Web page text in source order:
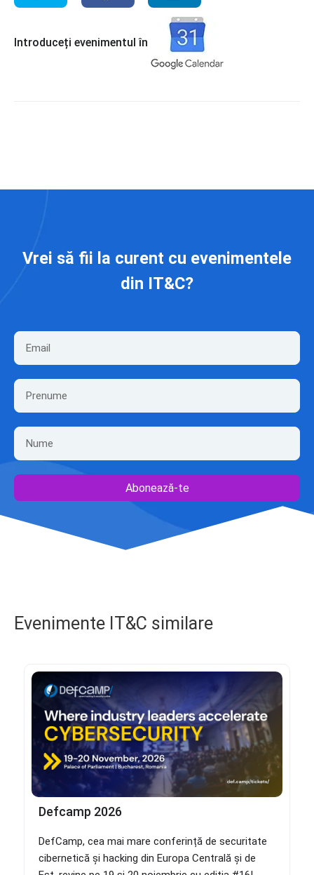
Introduceți evenimentul în
Vrei să fii la curent cu evenimentele
din IT&C?
Abonează-te
Evenimente IT&C similare
Defcamp 2026
DefCamp, cea mai mare conferință de securitate
cibernetică și hacking din Europa Centrală și de